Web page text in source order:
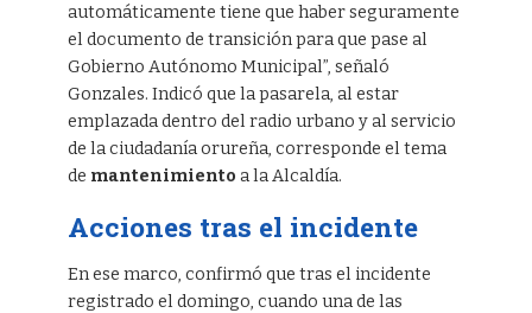
automáticamente tiene que haber seguramente
el documento de transición para que pase al
Gobierno Autónomo Municipal”, señaló
Gonzales. Indicó que la pasarela, al estar
emplazada dentro del radio urbano y al servicio
de la ciudadanía orureña, corresponde el tema
de mantenimiento a la Alcaldía.
Acciones tras el incidente
En ese marco, confirmó que tras el incidente
registrado el domingo, cuando una de las